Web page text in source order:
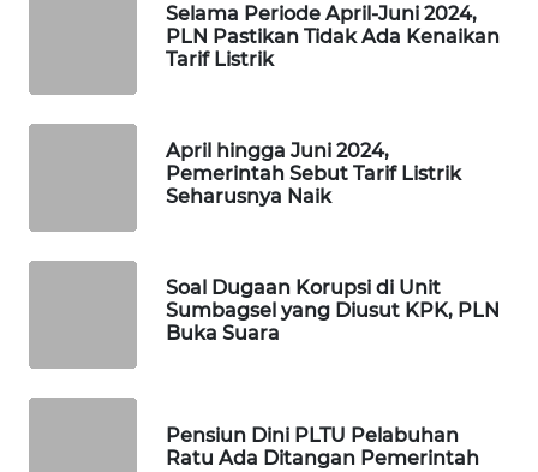
Selama Periode April-Juni 2024,
PLN Pastikan Tidak Ada Kenaikan
Tarif Listrik
April hingga Juni 2024,
Pemerintah Sebut Tarif Listrik
Seharusnya Naik
Soal Dugaan Korupsi di Unit
Sumbagsel yang Diusut KPK, PLN
Buka Suara
Pensiun Dini PLTU Pelabuhan
Ratu Ada Ditangan Pemerintah
LPKKI
KOPEKLIN